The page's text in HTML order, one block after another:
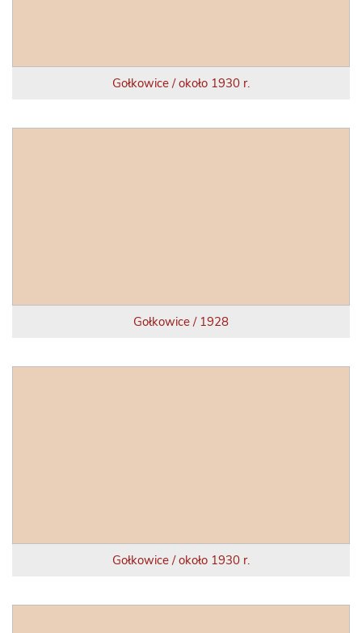
Gołkowice / około 1930 r.
Gołkowice / 1928
Gołkowice / około 1930 r.